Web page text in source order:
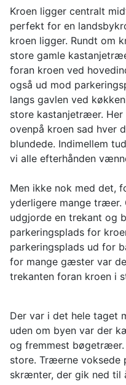
Kroen ligger centralt
perfekt for en
kroen ligger. Rundt om
store gamle
foran kroen ved
også ud mod
langs gavlen ved
store kastanjetræer.
ovenpå kroen sad hver
blundede. Indimellem
vi alle efterhånden
Men ikke nok med det,
yderligere mange træer.
udgjorde en trekant og
parkeringsplads for
parkeringsplads ud for
for mange gæster var
trekanten foran kroen i
Der var i det hele taget
uden om byen var der
og fremmest
store. Træerne voksede
skrænter, der gik ned til